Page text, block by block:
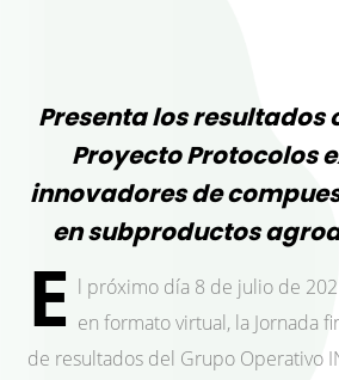
Presenta los resultados
Proyecto Protocolos
innovadores de
en subproductos
E l próximo día 8 de julio de
en formato virtual, la Jornada
de resultados del Grupo Operativo